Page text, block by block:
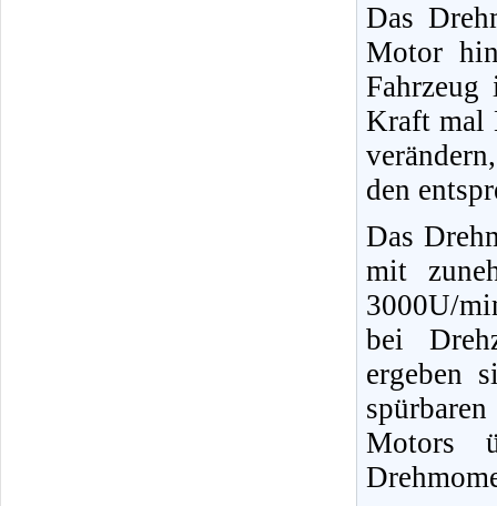
Das
Motor
Kraft mal
den
Das
mit
3000U/
bei
ergeben
Motors